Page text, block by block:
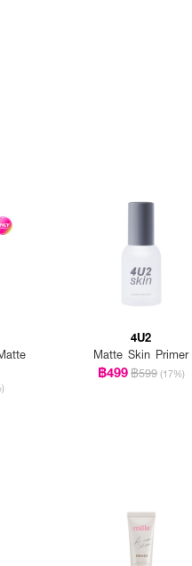
4U2
Matte Skin Primer
฿499฿599 (17%)